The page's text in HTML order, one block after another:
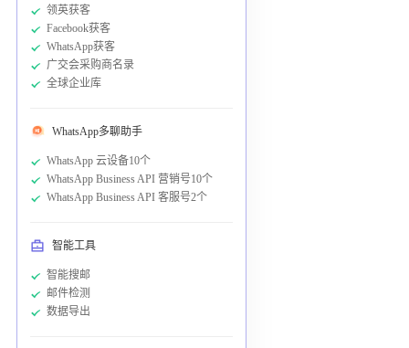
领英获客
Facebook获客
WhatsApp获客
广交会采购商名录
全球企业库
WhatsApp多聊助手
WhatsApp 云设备10个
WhatsApp Business API 营销号10个
WhatsApp Business API 客服号2个
智能工具
智能搜邮
邮件检测
数据导出